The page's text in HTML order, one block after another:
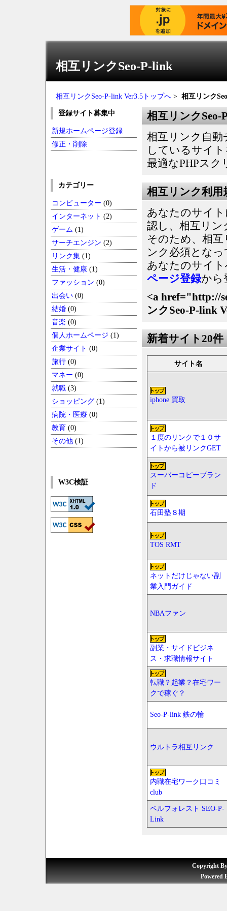
相互リンクSeo-P-link
相互リンクSeo-P-link Ver3.5トップへ > 相互リンク
登録サイト募集中
新規ホームページ登録
修正・削除
カテゴリー
コンピューター (0)
インターネット (2)
ゲーム (1)
サーチエンジン (2)
リンク集 (1)
生活・健康 (1)
ファッション (0)
出会い (0)
結婚 (0)
音楽 (0)
個人ホームページ (1)
企業サイト (0)
旅行 (0)
マネー (0)
就職 (3)
ショッピング (1)
病院・医療 (0)
教育 (0)
その他 (1)
W3C検証
相互リンクSeo-
相互リンク自
しているサイ
最適なPHPスク
相互リンク利用
あなたのサイ
認し、相互リン
そのため、相互
ンク必須とな
あなたのサイ
ページ登録から
<a href="http://
ンクSeo-P-link
新着サイト20件
サイト名
iphone 買取
１度のリンクで１０サ
イトから被リンクGET
スーパーコピーブラン
ド
石田塾８期
TOS RMT
ネットだけじゃない副
業入門ガイド
NBAファン
副業・サイドビジネ
ス・求職情報サイト
転職？起業？在宅ワー
クで稼ぐ？
Seo-P-link 鉄の輪
ウルトラ相互リンク
内職在宅ワーク口コミ
club
ベルフォレスト SEO-P-
Link
Copyright
Powered